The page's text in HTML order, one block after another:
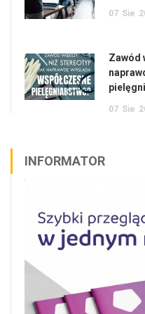
07 Sie
Zawód
07 Sie
INFORMATOR